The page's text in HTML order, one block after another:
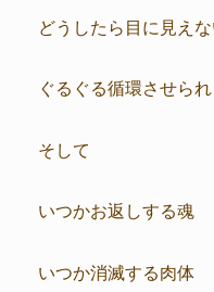
どうしたら目に見え
ぐるぐる循環させら
そして
いつかお返しする魂
いつか消滅する肉体